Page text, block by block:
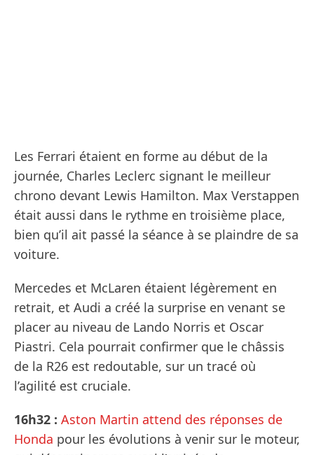
Les Ferrari étaient en forme au début de la
journée, Charles Leclerc signant le meilleur
chrono devant Lewis Hamilton. Max Verstappen
était aussi dans le rythme en troisième place,
bien qu’il ait passé la séance à se plaindre de sa
voiture.
Mercedes et McLaren étaient légèrement en
retrait, et Audi a créé la surprise en venant se
placer au niveau de Lando Norris et Oscar
Piastri. Cela pourrait confirmer que le châssis
de la R26 est redoutable, sur un tracé où
l’agilité est cruciale.
16h32 : Aston Martin attend des réponses de
Honda pour les évolutions à venir sur le moteur,